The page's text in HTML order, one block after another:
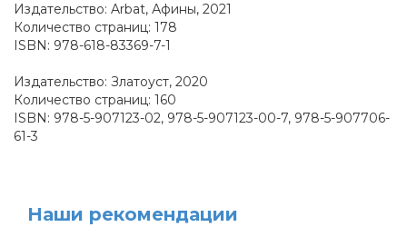
Издательство: Arbat, Афины, 2021
Количество страниц: 178
ISBN: 978-618-83369-7-1
Издательство: Златоуст, 2020
Количество страниц: 160
ISBN: 978-5-907123-02, 978-5-907123-00-7, 978-5-907706-
61-3
Наши рекомендации